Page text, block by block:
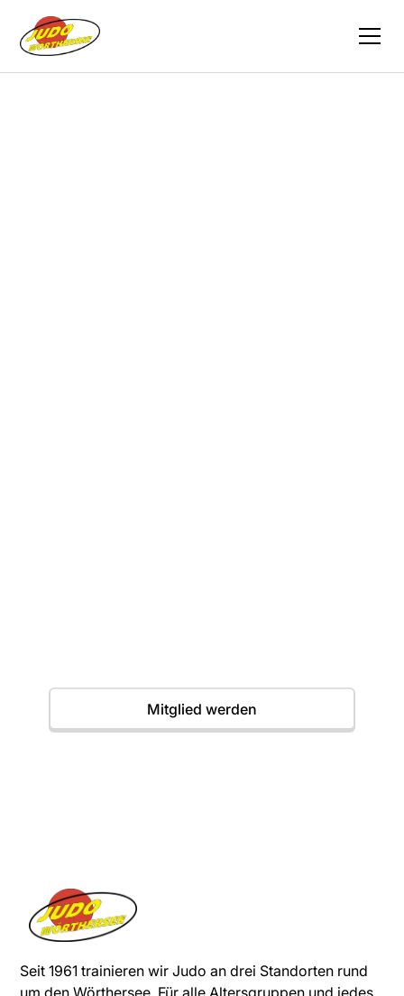
Mitglied werden
Seit 1961 trainieren wir Judo an drei Standorten rund